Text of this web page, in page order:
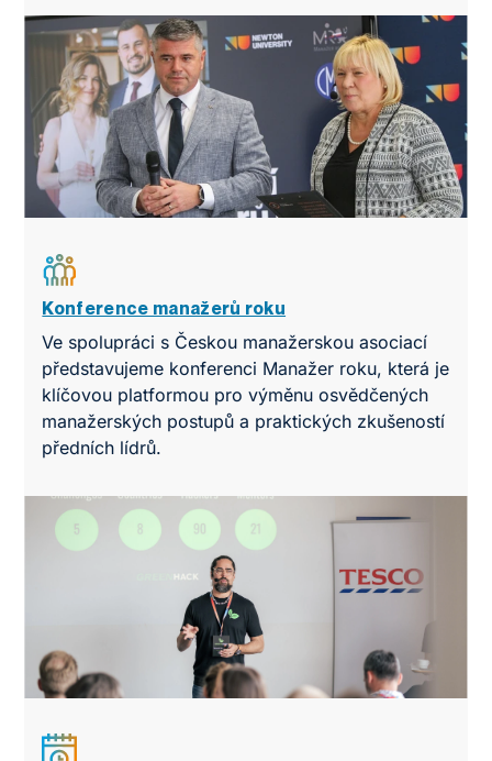
Konference manažerů roku
Ve spolupráci s Českou manažerskou asociací
představujeme konferenci Manažer roku, která je
klíčovou platformou pro výměnu osvědčených
manažerských postupů a praktických zkušeností
předních lídrů.